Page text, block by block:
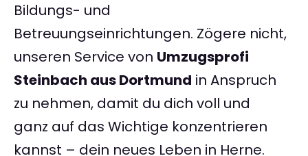
Bildungs- und
Betreuungseinrichtungen. Zögere nicht,
unseren Service von Umzugsprofi
Steinbach aus Dortmund in Anspruch
zu nehmen, damit du dich voll und
ganz auf das Wichtige konzentrieren
kannst – dein neues Leben in Herne.